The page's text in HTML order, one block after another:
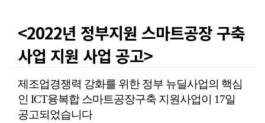
<2022년 정부지원 스마트공장 구축
사업 지원 사업 공고>
본문
제조업경쟁력 강화를 위한 정부 뉴딜사업의 핵심
인 ICT융복합 스마트공장구축 지원사업이 17일
공고되었습니다